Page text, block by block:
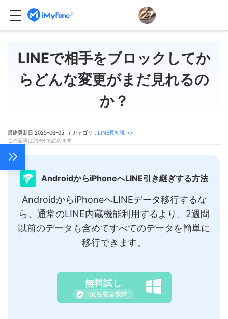
LINEで相手をブロックしてか
らどんな変更がまだ見れるの
か？
最終更新日 2025-06-05 / カテゴリ： LINE豆知識 >>
この記事は約8分で読めます
AndroidからiPhoneへLINE引き継ぎする方法
AndroidからiPhoneへLINEデータ移行するな
ら、通常のLINE内蔵機能利用するより、2週間
以前のデータも含めてすべてのデータを簡単に
移行できます。
無料試し